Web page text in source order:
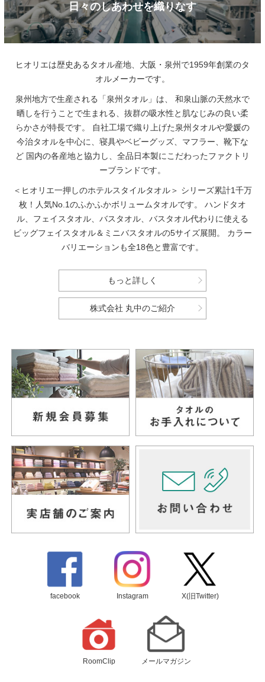
日々のしあわせを織りなす
ヒオリエは歴史あるタオル産地、大阪・泉州で1959年創業のタ
オルメーカーです。
泉州地方で生産される「泉州タオル」は、
和泉山脈の天然水で
晒しを行うことで生まれる、抜群の吸水性と肌なじみの良い柔
らかさが特長です。
自社工場で織り上げた泉州タオルや愛媛の
今治タオルを中心に、寝具やベビーグッズ、マフラー、靴下な
ど 国内の各産地と協力し、全品日本製にこだわったファクトリ
ーブランドです。
＜ヒオリエ一押しのホテルスタイルタオル＞ シリーズ累計1千万
枚！人気No.1のふかふかボリュームタオルです。
ハンドタオ
ル、フェイスタオル、バスタオル、バスタオル代わりに使える
ビッグフェイスタオル＆ミニバスタオルの5サイズ展開。
カラー
バリエーションも全18色と豊富です。
もっと詳しく
株式会社 丸中のご紹介
facebook Instagram X(旧Twitter)
RoomClip メールマガジン